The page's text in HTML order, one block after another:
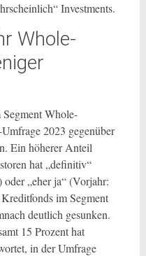
Investments.
Whole-
Whole-
2023 gegenüber
Ein höherer Anteil
hat „definitiv“
„eher ja“ (Vorjahr:
im Segment
deutlich gesunken.
15 Prozent hat
in der Umfrage